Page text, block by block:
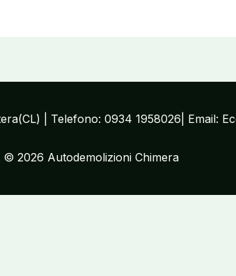
| Telefono: 0934 1958026| Email:
© 2026 Autodemolizioni Chimera